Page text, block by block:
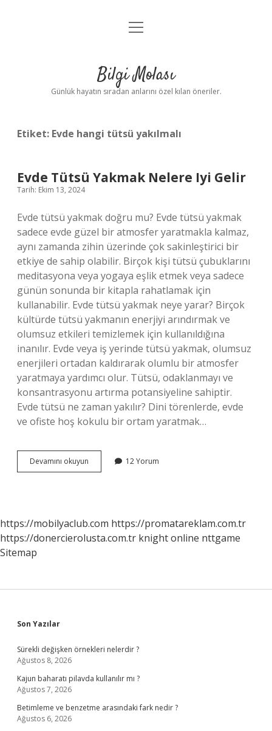
Anasayfa
Yasal Uyarı
menüyü
Bilgi Molası
Günlük hayatın sıradan anlarını özel kılan öneriler.
Etiket: Evde hangi tütsü yakılmalı
Evde Tütsü Yakmak Nelere Iyi Gelir
Tarih: Ekim 13, 2024
Evde tütsü yakmak doğru mu? Evde tütsü yakmak
sadece evde güzel bir atmosfer yaratmakla kalmaz,
aynı zamanda zihin üzerinde çok sakinleştirici bir
etkiye de sahip olabilir. Birçok kişi tütsü çubuklarını
meditasyona veya yogaya eşlik etmek veya sadece
günün sonunda bir kitapla rahatlamak için
kullanabilir. Evde tütsü yakmak neye yarar? Birçok
kültürde tütsü yakmanın enerjiyi arındırmak ve
olumsuz etkileri temizlemek için kullanıldığına
inanılır. Evde veya iş yerinde tütsü yakmak, olumsuz
enerjileri ortadan kaldırarak olumlu bir atmosfer
yaratmaya yardımcı olur. Tütsü, odaklanmayı ve
konsantrasyonu artırma potansiyeline sahiptir.
Evde tütsü ne zaman yakılır? Dini törenlerde, evde
ve ofiste hoş kokulu bir ortam yaratmak…
Devamını okuyun
Tütsü
12 Yorum
https://mobilyaclub.com https://promatareklam.com.tr
https://donercierolusta.com.tr knight online nttgame
Sitemap
Sidebar
Son Yazılar
Sürekli değişken örnekleri nelerdir ?
Ağustos 8, 2026
Kajun baharatı pilavda kullanılır mı ?
Ağustos 7, 2026
Betimleme ve benzetme arasındaki fark nedir ?
Ağustos 6, 2026